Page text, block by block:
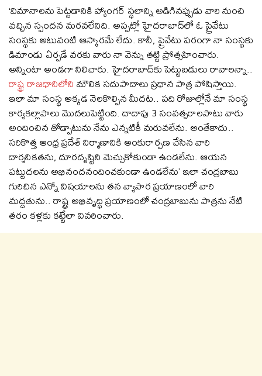
‘విమానాలను పెట్టడానికి హ్యాంగర్ స్థలాన్ని అడిగినప్పుడు వారి నుంచి
వచ్చిన స్పందన మరవలేనిది. అప్పట్లో హైదరాబాద్‌లో ఓ ప్రైవేటు
సంస్థకు అటువంటి ఆస్కారమే లేదు. కానీ, ప్రైవేటు పరంగా నా సంస్థకు
డిమాండు ఏర్పడే వరకు వారు నా వెన్ను తట్టి ప్రోత్సహించారు.
అన్నింటా అండగా నిలిచారు. హైదరాబాద్‌కు పెట్టుబడులు రావాలన్నా..
రాష్ట్ర రాజధానిలోనిమౌలిక సదుపాదాలు ప్రధాన పాత్ర పోషిస్తాయి.
ఇలా మా సంస్థ అక్కడ నెలకొల్పిన మీదట.. పది రోజుల్లోనే మా సంస్థ
కార్యకల్లాపాలు మొదలుపెట్టింది. దాదాపు 3 సంవత్సరాలపాటు వారు
అందించిన తోడ్పాటును నేను ఎన్నటికీ మరువలేను. అంతేకాదు..
సరికొత్త ఆంధ్ర ప్రదేశ్ నిర్మాణానికి అంకురార్పణ చేసిన వారి
దార్శనికతను, దూరదృష్టిని మెచ్చుకోకుండా ఉండలేను. ఆయన
పట్టుదలను అభినందనందించకుండా ఉండలేను’ ఇలా చంద్రబాబు
గురిచిన ఎన్నో విషయాలను తన వ్యాపార ప్రయాణంలో వారి
మద్దతును.. రాష్ట్ర అభివృద్థి ప్రయాణంలో చంద్రబాబును పాత్రను నేటి
తరం కళ్లకు కట్టేలా వివరించారు.